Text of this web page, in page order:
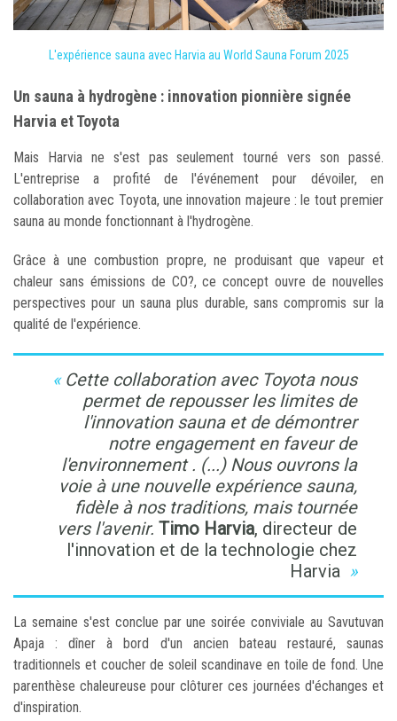
L'expérience sauna avec Harvia au World Sauna Forum 2025
Un sauna à hydrogène : innovation pionnière signée
Harvia et Toyota
Mais Harvia ne s'est pas seulement tourné vers son passé.
L'entreprise a profité de l'événement pour dévoiler, en
collaboration avec Toyota, une innovation majeure : le tout premier
sauna au monde fonctionnant à l'hydrogène.
Grâce à une combustion propre, ne produisant que vapeur et
chaleur sans émissions de CO?, ce concept ouvre de nouvelles
perspectives pour un sauna plus durable, sans compromis sur la
qualité de l'expérience.
Cette collaboration avec Toyota nous
permet de repousser les limites de
l'innovation sauna et de démontrer
notre engagement en faveur de
l'environnement . (...) Nous ouvrons la
voie à une nouvelle expérience sauna,
fidèle à nos traditions, mais tournée
vers l'avenir. Timo Harvia, directeur de
l'innovation et de la technologie chez
Harvia
La semaine s'est conclue par une soirée conviviale au Savutuvan
Apaja : dîner à bord d'un ancien bateau restauré, saunas
traditionnels et coucher de soleil scandinave en toile de fond. Une
parenthèse chaleureuse pour clôturer ces journées d'échanges et
d'inspiration.